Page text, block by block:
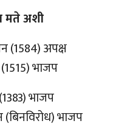
मते अशी
(1584) अपक्ष
भाजप
भाजप
(बिनविरोध) भाजप